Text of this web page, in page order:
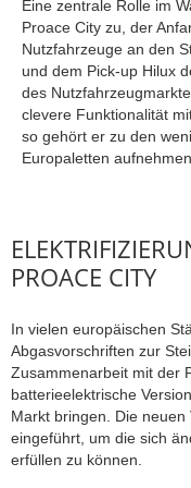
Eine zentrale Rolle im
Proace City zu, der
Nutzfahrzeuge an den
und dem Pick-up Hilux
des
clevere Funktionalität
so gehört er zu den
Europaletten
PROACE CITY
In vielen europäischen
Abgasvorschriften zur
Zusammenarbeit mit der
batterieelektrische
Markt bringen. Die neuen
eingeführt, um die sich
erfüllen zu können.